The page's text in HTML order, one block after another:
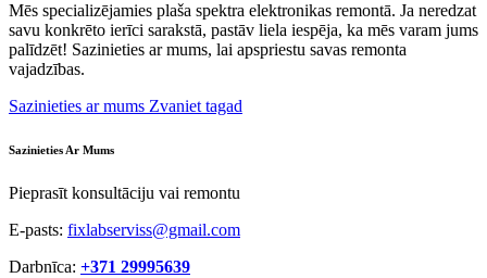
Mēs specializējamies plaša spektra elektronikas remontā. Ja neredzat
savu konkrēto ierīci sarakstā, pastāv liela iespēja, ka mēs varam jums
palīdzēt! Sazinieties ar mums, lai apspriestu savas remonta
vajadzības.
Sazinieties ar mums Zvaniet tagad
Sazinieties Ar Mums
Pieprasīt konsultāciju vai remontu
E-pasts: fixlabserviss@gmail.com
Darbnīca: +371 29995639